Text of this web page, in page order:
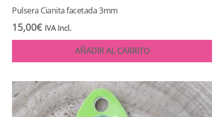
Pulsera Cianita facetada 3mm
15,00€ IVA Incl.
AÑADIR AL CARRITO